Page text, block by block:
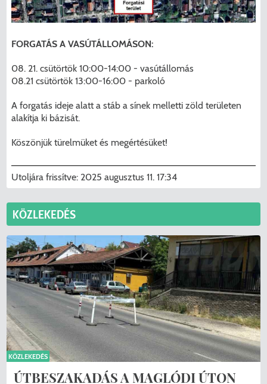
FORGATÁS A VASÚTÁLLOMÁSON:
08. 21. csütörtök 10:00-14:00 - vasútállomás
08.21 csütörtök 13:00-16:00 - parkoló
A forgatás ideje alatt a stáb a sínek melletti zöld területen
alakítja ki bázisát.
Köszönjük türelmüket és megértésüket!
Utoljára frissítve: 2025 augusztus 11. 17:34
KÖZLEKEDÉS
ÚTBESZAKADÁS A MAGLÓDI ÚTON
KÖZLEKEDÉS